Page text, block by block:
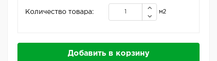
Количество товара: м2
Добавить в корзину